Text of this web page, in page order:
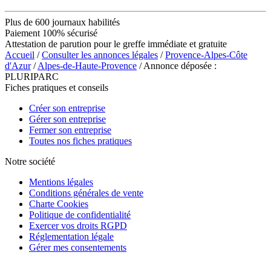
Plus de 600 journaux habilités
Paiement 100% sécurisé
Attestation de parution pour le greffe immédiate et gratuite
Accueil /Consulter les annonces légales /Provence-Alpes-Côte
d'Azur/Alpes-de-Haute-Provence / Annonce déposée :
PLURIPARC
Fiches pratiques et conseils
Créer son entreprise
Gérer son entreprise
Fermer son entreprise
Toutes nos fiches pratiques
Notre société
Mentions légales
Conditions générales de vente
Charte Cookies
Politique de confidentialité
Exercer vos droits RGPD
Réglementation légale
Gérer mes consentements